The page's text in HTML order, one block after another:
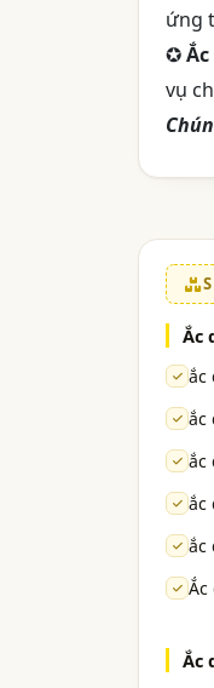
ứng
✪
vụ
Ắc
ắc
ắc
ắc
ắc
ắc
Ắc
Ắc